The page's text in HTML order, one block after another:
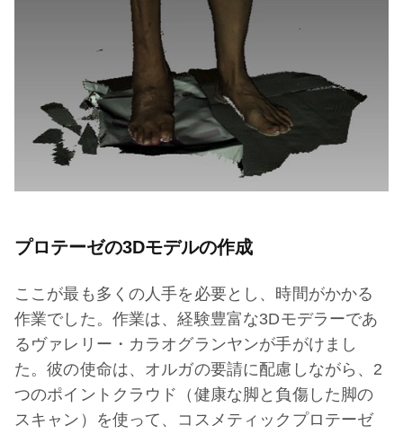
プロテーゼの3Dモデルの作成
ここが最も多くの人手を必要とし、時間がかかる
作業でした。作業は、経験豊富な3Dモデラーであ
るヴァレリー・カラオグランヤンが手がけまし
た。彼の使命は、オルガの要請に配慮しながら、2
つのポイントクラウド（健康な脚と負傷した脚の
スキャン）を使って、コスメティックプロテーゼ